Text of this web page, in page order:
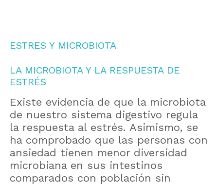
ESTRES Y MICROBIOTA
LA MICROBIOTA Y LA RESPUESTA DE
ESTRÉS
Existe evidencia de que la microbiota
de nuestro sistema digestivo regula
la respuesta al estrés. Asimismo, se
ha comprobado que las personas con
ansiedad tienen menor diversidad
microbiana en sus intestinos
comparados con población sin